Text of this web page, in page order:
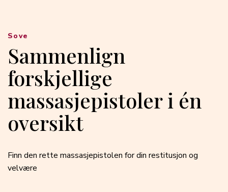
Sammenlign
forskjellige
massasjepistoler i én
oversikt
Finn den rette massasjepistolen for din restitusjon og
velvære
Sove